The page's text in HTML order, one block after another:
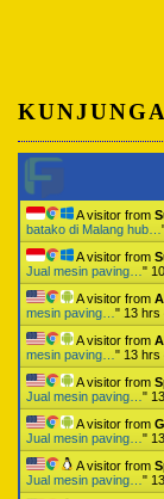
A visitor from
batako di Malang hub…
A visitor from
Jual mesin paving… "
A visitor from
mesin paving… " 13 hrs
A visitor from
mesin paving… " 13 hrs
A visitor from
Jual mesin paving… "
A visitor from
Jual mesin paving… "
A visitor from
Jual mesin paving… "